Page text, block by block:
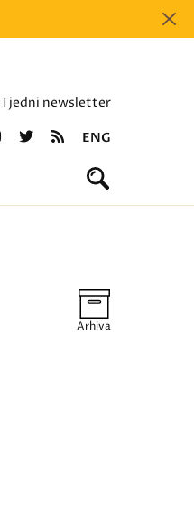
Tjedni newsletter
ENG
Arhiva